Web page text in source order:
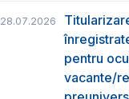
28.07.2026
pentru
vacante/